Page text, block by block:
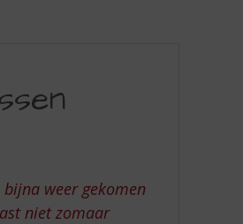
weer gekomen
niet zomaar